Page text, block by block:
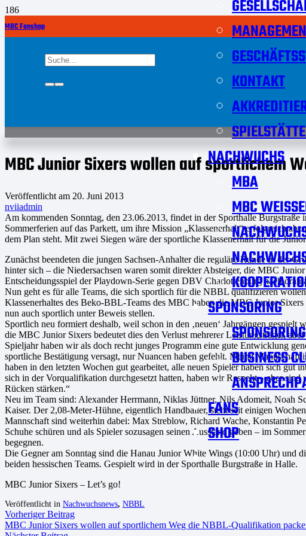
MBC Fanshop
KONTAKT
NACHWUCHS
MBA
MBC
SPONSORING
SPONSORING
BUSINESS
FANS
SHOP
MBC Junior Sixers wollen auf sportlichem
Veröffentlicht am 20. Juni 2013
nviiadmin
Am kommenden Sonntag, den 23.06.2013, findet in der Sporthalle
Sommerferien auf das Parkett, um ihre Mission „Klassenerhalt“ erfolgreich
dem Plan steht. Mit zwei Siegen wäre der sportliche Klassenerhalt für die
Zunächst beendeten die jungen Sachsen-Anhalter die reguläre Runde in der
hinter sich – die Niedersachsen waren somit direkter Absteiger, die MBC
Entscheidungsspiel der Playdown-Serie gegen DBV Charlottenburg nach
Nun geht es für alle Teams, die sich sportlich für die NBBL qualifizieren
Klassenerhaltes des Beko-BBL-Teams des MBC haben die MBC Junior
nun auch sportlich unter Beweis stellen.
Sportlich neu formiert deshalb, weil schon in den ‚neuen‘ Jahrgängen
die MBC Junior Sixers bedeutet dies den Verlust mehrerer Leistungsträger,
Spieljahr haben wir als doch recht junges Programm eine gute Entwicklung
sportliche Bestätigung versagt, nur Nuancen haben gefehlt. Meine
haben in den letzten Wochen gut gearbeitet, alle neuen Spieler haben sich
sich in der Vorqualifikation durchgesetzt hatten, haben wir Respekt – aber
Rücken stärken.“
Neu im Team sind: Alexander Herrmann, Niklas Jüttner, Nils Adomeit, Noah
Kaiser. Der 2,08-Meter-Hühne, eigentlich Handballer, steht seit einigen
Mannschaft sind weiterhin dabei: Max Streblow, Richard Wache, Konstantin
Schuhe schüren und als Spieler sozusagen seinen Ausstand geben – im
begegnen.
Die Gegner am Sonntag sind die Hanau Junior White Wings (10:00 Uhr) und
beiden hessischen Teams. Gespielt wird in der Sporthalle Burgstraße in Halle.
MBC Junior Sixers – Let’s go!
Veröffentlicht in Nachwuchsnews, NBBL
Vorheriger Beitrag
MBC Junior Sixers wollen auf sportlichem Weg die NBBL-Qualifikation